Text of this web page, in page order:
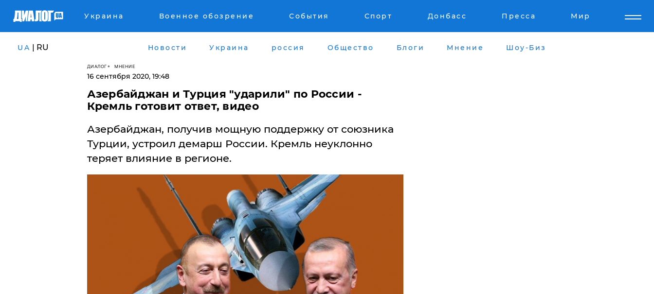
Украина Военное обозрение События Спорт Донбасс Пресса Мир
UA | RU Новости Украина россия Общество Блоги Мнение Шоу-Биз
ДИАЛОГ МНЕНИЕ
16 сентября 2020, 19:48
Азербайджан и Турция "ударили" по России -
Кремль готовит ответ, видео
​Азербайджан, получив мощную поддержку от союзника
Турции, устроил демарш России. Кремль неуклонно
теряет влияние в регионе.